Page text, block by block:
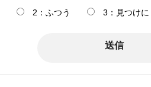
2：ふつう 3：見つけに